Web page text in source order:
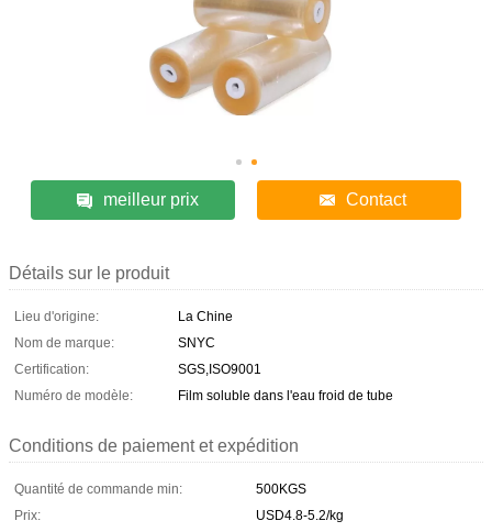
meilleur prix Contact
Détails sur le produit
Lieu d'origine:
La Chine
Nom de marque:
SNYC
Certification:
SGS,ISO9001
Numéro de modèle:
Film soluble dans l'eau froid de tube
Conditions de paiement et expédition
Quantité de commande min:
500KGS
Prix:
USD4.8-5.2/kg